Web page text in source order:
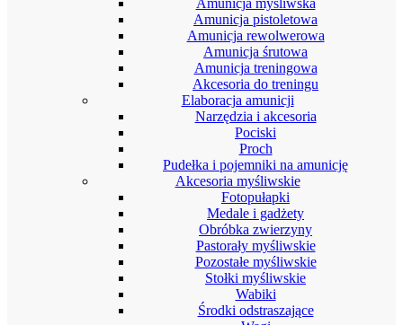
Amunicja pistoletowa
Amunicja rewolwerowa
Amunicja śrutowa
Amunicja treningowa
Akcesoria do treningu
Elaboracja amunicji
Narzędzia i akcesoria
Pociski
Proch
Pudełka i pojemniki na amunicję
Akcesoria myśliwskie
Fotopułapki
Medale i gadżety
Obróbka zwierzyny
Pastorały myśliwskie
Pozostałe myśliwskie
Stołki myśliwskie
Wabiki
Środki odstraszające